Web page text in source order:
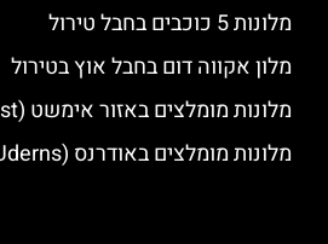
מלונות 5 כוכבים בחבל טירול
מלון אקווה דום בחבל אוץ בטירול
מלונות מומלצים באזור אימשט (Imst)
מלונות מומלצים באודרנס (Uderns) – עמק צילרטל